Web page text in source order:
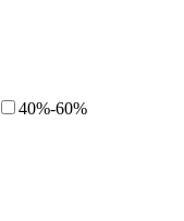
40%-60%